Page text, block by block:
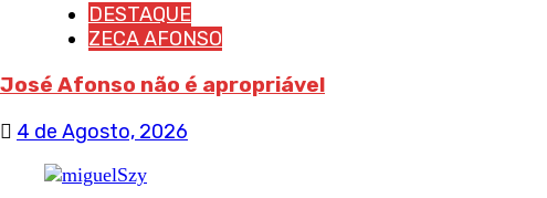
DESTAQUE
ZECA AFONSO
José Afonso não é apropriável
4 de Agosto, 2026